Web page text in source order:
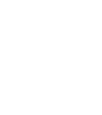
(P4F).